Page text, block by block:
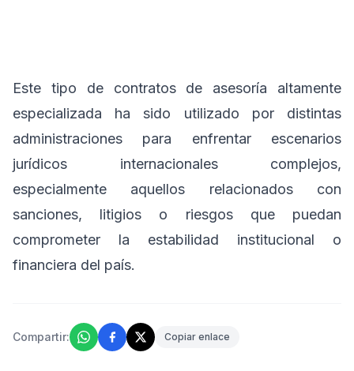
Este tipo de contratos de asesoría altamente
especializada ha sido utilizado por distintas
administraciones para enfrentar escenarios
jurídicos internacionales complejos,
especialmente aquellos relacionados con
sanciones, litigios o riesgos que puedan
comprometer la estabilidad institucional o
financiera del país.
Compartir: Copiar enlace